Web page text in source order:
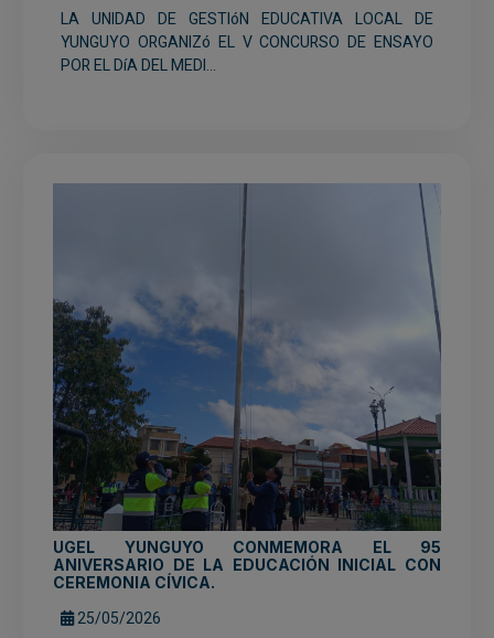
LA UNIDAD DE GESTIóN EDUCATIVA LOCAL DE
YUNGUYO ORGANIZó EL V CONCURSO DE ENSAYO
POR EL DíA DEL MEDI...
UGEL YUNGUYO CONMEMORA EL 95
ANIVERSARIO DE LA EDUCACIÓN INICIAL CON
CEREMONIA CÍVICA.
25/05/2026